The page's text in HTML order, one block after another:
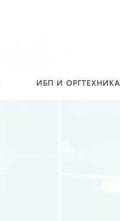
ИБП И ОРГТЕХНИКА